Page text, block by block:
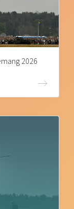
2026